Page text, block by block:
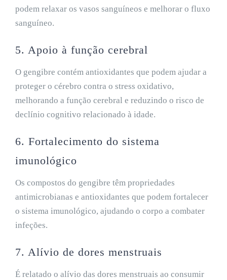
podem relaxar os vasos sanguíneos e melhorar o fluxo
sanguíneo.
5. Apoio à função cerebral
O gengibre contém antioxidantes que podem ajudar a
proteger o cérebro contra o stress oxidativo,
melhorando a função cerebral e reduzindo o risco de
declínio cognitivo relacionado à idade.
6. Fortalecimento do sistema
imunológico
Os compostos do gengibre têm propriedades
antimicrobianas e antioxidantes que podem fortalecer
o sistema imunológico, ajudando o corpo a combater
infeções.
7. Alívio de dores menstruais
É relatado o alívio das dores menstruais ao consumir